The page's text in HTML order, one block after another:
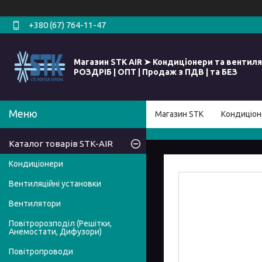
+380 (67) 764-11-47
Магазин STK AIR ➤ Кондиціонери та
РОЗДРІБ | ОПТ | Продаж з ПДВ | та БЕЗ
Магазин STK
Каталог товарів STK-AIR
Кондиціонери
Вентиляційні установки
Вентилятори
Повітророзподіл (Решітки,
Анемостати, Дифузори)
Повітропроводи